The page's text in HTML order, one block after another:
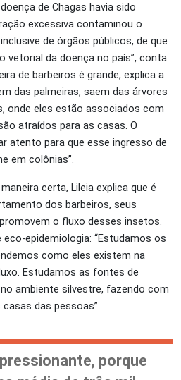
de Chagas havia sido
excessiva contaminou o
de órgãos públicos, de que
vetorial da doença no país”, conta.
de barbeiros é grande, explica a
das palmeiras, saem das árvores
onde eles estão associados com
atraídos para as casas. O
atento para que esse ingresso de
em colônias”.
certa, Lileia explica que é
dos barbeiros, seus
o fluxo desses insetos.
epidemiologia: “Estudamos os
como eles existem na
Estudamos as fontes de
ambiente silvestre, fazendo com
das pessoas”.
porque